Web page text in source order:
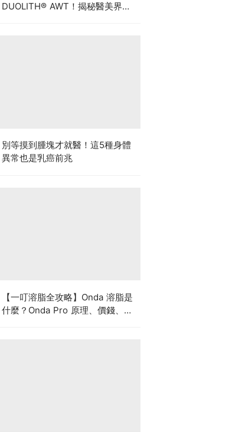
DUOLITH® AWT！揭秘醫美界悄
別等摸到腫塊才就醫！這5種身體
異常也是乳癌前兆
【一叮溶脂全攻略】Onda 溶脂是
什麼？Onda Pro 原理、價錢、次